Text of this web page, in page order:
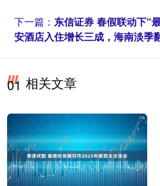
下一篇： 东信证券 春假联动下“
安酒店入住增长三成，海南淡季
01 相关文章